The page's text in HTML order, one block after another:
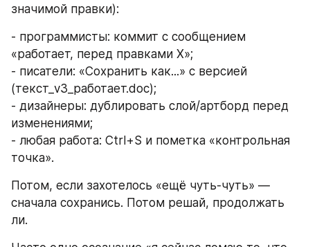
значимой правки):
- программисты: коммит с сообщением
«работает, перед правками X»;
- писатели: «Сохранить как...» с версией
(текст_v3_работает.doc);
- дизайнеры: дублировать слой/артборд перед
изменениями;
- любая работа: Ctrl+S и пометка «контрольная
точка».
Потом, если захотелось «ещё чуть-чуть» —
сначала сохранись. Потом решай, продолжать
ли.